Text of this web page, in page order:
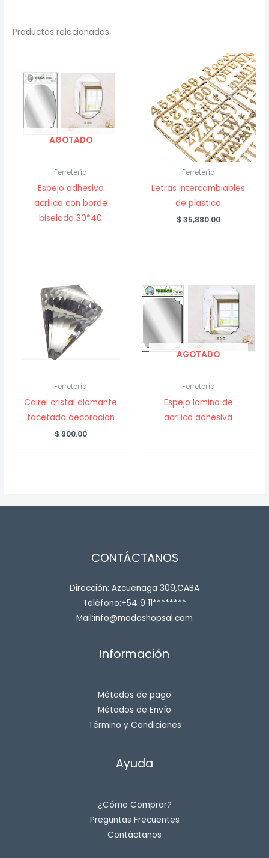
Productos relacionados
AGOTADO
Ferretería
Espejo adhesivo
acrilico con borde
biselado 30*40
Ferretería
Letras intercambiables
de plastico
$ 35,880.00
Ferretería
Cairel cristal diamante
facetado decoracion
$ 900.00
AGOTADO
Ferretería
Espejo lamina de
acrilico adhesiva
CONTÁCTANOS
Dirección: Azcuenaga 309,CABA
Teléfono:+54 9 11********
Mail:info@modashopsal.com
Información
Métodos de pago
Métodos de Envío
Término y Condiciones
Ayuda
¿Cómo Comprar?
Preguntas Frecuentes
Contáctanos